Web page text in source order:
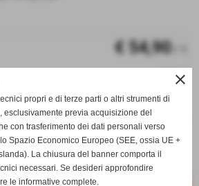
€ 54,90
q.tà
CAB6
Disponibile
close
propri e di terze parti o altri strumenti di
esclusivamente previa acquisizione del
con trasferimento dei dati personali verso
Spazio Economico Europeo (SEE, ossia UE +
La chiusura del banner comporta il
necessari. Se desideri approfondire
le informative complete.